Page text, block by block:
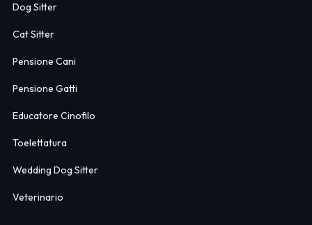
Dog Sitter
Cat Sitter
Pensione Cani
Pensione Gatti
Educatore Cinofilo
Toelettatura
Wedding Dog Sitter
Veterinario